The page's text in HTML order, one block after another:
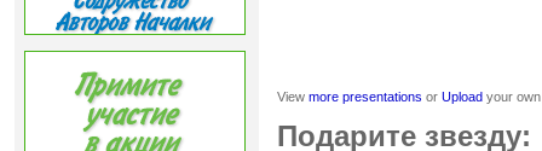
View more presentations or Uploadyour
Подарите звезду: